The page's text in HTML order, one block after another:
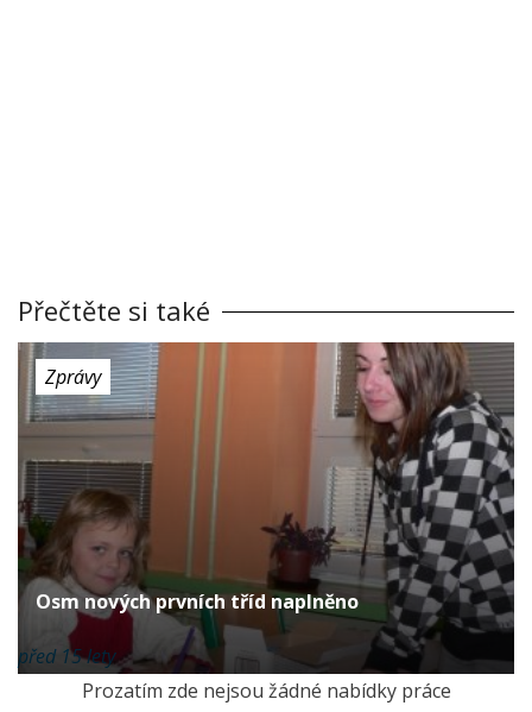
Přečtěte si také
Zprávy
Osm nových prvních tříd naplněno
před 15 lety
Prozatím zde nejsou žádné nabídky práce